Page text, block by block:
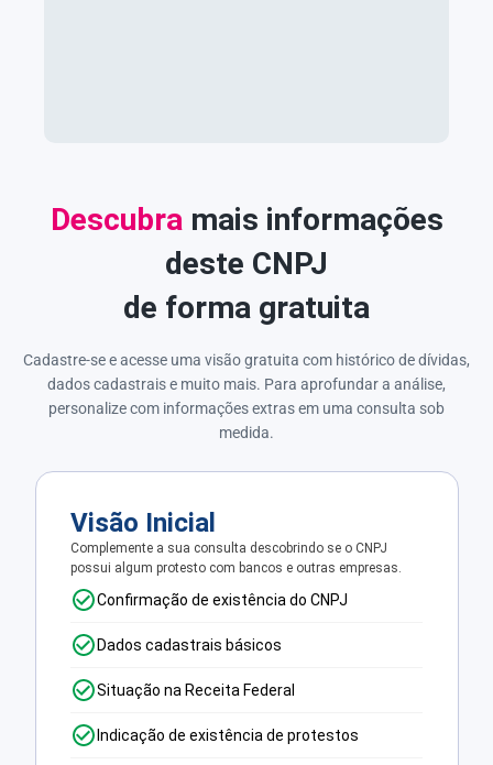
Descubramais informações
deste CNPJ
de forma gratuita
Cadastre-se e acesse uma visão gratuita com histórico de dívidas,
dados cadastrais e muito mais. Para aprofundar a análise,
personalize com informações extras em uma consulta sob
medida.
Visão Inicial
Complemente a sua consulta descobrindo se o CNPJ
possui algum protesto com bancos e outras empresas.
Confirmação de existência do CNPJ
Dados cadastrais básicos
Situação na Receita Federal
Indicação de existência de protestos